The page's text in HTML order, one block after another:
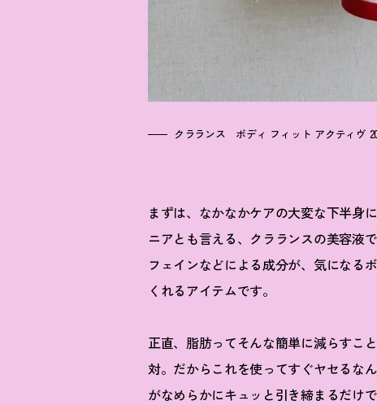
クラランス ボディ フィット アクティヴ
まずは、なかなかケアの大変な下半身
ニアとも言える、クラランスの美容液
フェインなどによる成分が、気になる
くれるアイテムです。
正直、脂肪ってそんな簡単に減らすこ
対。だからこれを使ってすぐヤセるな
がなめらかにキュッと引き締まるだけ